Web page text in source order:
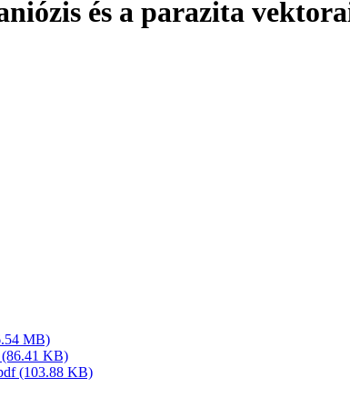
és a parazita
MB)
(86.41 KB)
(103.88 KB)